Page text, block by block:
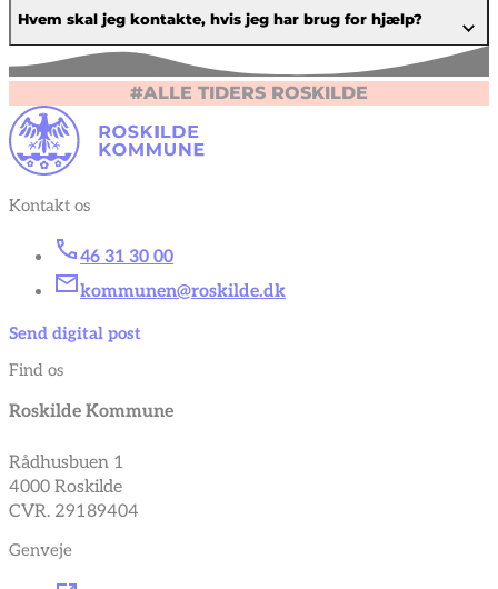
Hvem skal jeg kontakte, hvis jeg har brug for hjælp?
#ALLE TIDERS ROSKILDE
Kontakt os
46 31 30 00
kommunen@roskilde.dk
Send digital post
Find os
Roskilde Kommune
Rådhusbuen 1
4000 Roskilde
CVR. 29189404
Genveje